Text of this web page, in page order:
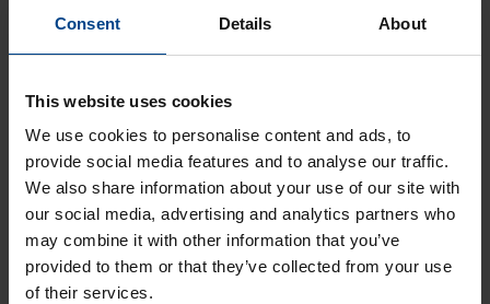
Consent Details About
This website uses cookies
We use cookies to personalise content and ads, to
provide social media features and to analyse our traffic.
We also share information about your use of our site with
our social media, advertising and analytics partners who
may combine it with other information that you’ve
provided to them or that they’ve collected from your use
of their services.
Ope­roin­ti­pää­te X3 pro 10 web
HTML5 web client 10" näyt­tö
1024×600 Quad Core CPU
Tuotekoodi: 630023615
Ope­roin­ti­pää­te X3 pro 15 web
HTML5 web client 15" näyt­tö
1280×800 Quad Core CPU